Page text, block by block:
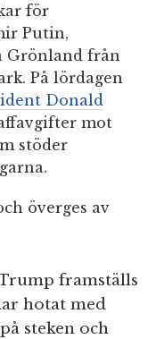
för
Putin,
Grönland från
På lördagen
Donald
mot
stöder
överges av
framställs
hotat med
steken och